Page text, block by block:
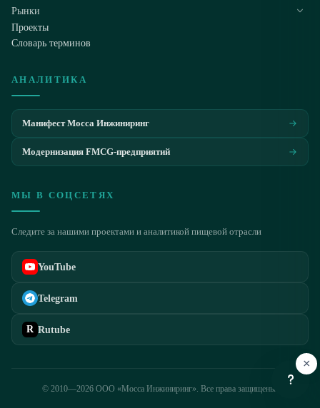
0
3
1
4
Рынки
В РАЗРАБОТКЕ
Проекты
Словарь терминов
АНАЛИТИКА
Манифест Мосса Инжиниринг
Модернизация FMCG-предприятий
МЫ В СОЦСЕТЯХ
Следите за нашими проектами и аналитикой пищевой отрасли
YouTube
Telegram
R Rutube
© 2010—2026 ООО «Мосса Инжиниринг». Все права защищены.
×